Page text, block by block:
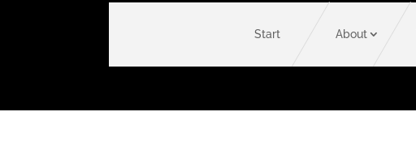
Start About